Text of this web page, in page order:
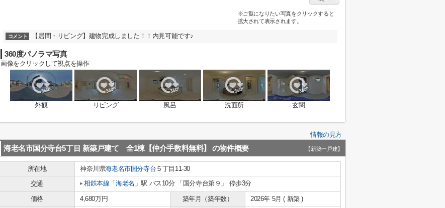
※ご覧になりたい写真をクリックすると
拡大されて表示されます。
コメント 【居間・リビング】建物完成しました！！内見可能です♪
360度パノラマ写真
画像をクリックして視点を操作
外観 リビング 風呂 洗面所 玄関
情報の見方
海老名市国分寺台5丁目 新築戸建て 全1棟【仲介手数料無料】 の物件概要 【新築一戸建】
所在地 神奈川県海老名市国分寺台 ５丁目11-30
交通
相鉄本線 「海老名 」駅 バス10分 「国分寺台第９」 停歩3分
価格 4,680万円 築年月（築年数）
2026年 5月 ( 新築 )